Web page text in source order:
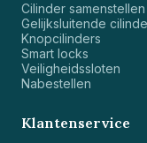
Cilinder samenstellen
Gelijksluitende
Knopcilinders
Smart locks
Veiligheidssloten
Nabestellen
Klantenservice